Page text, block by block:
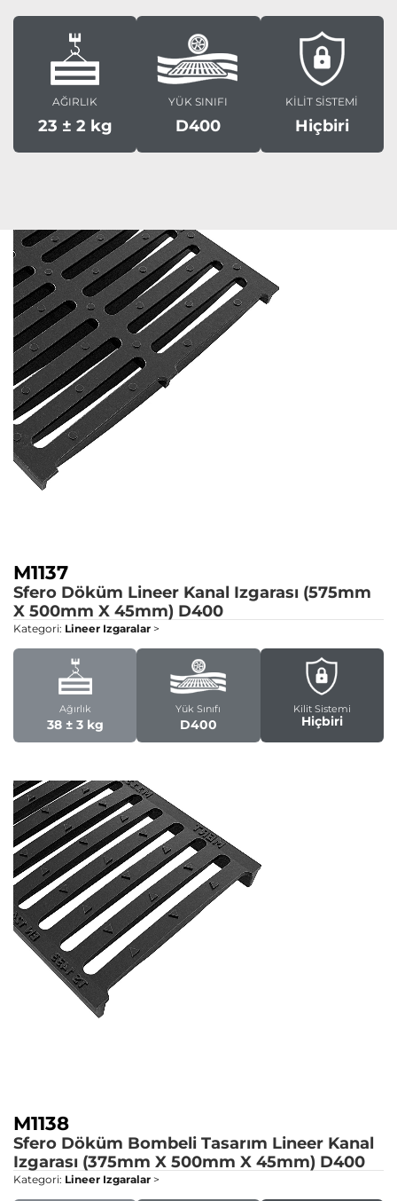
AĞIRLIK
23 ± 2 kg
YÜK SINIFI
D400
KİLİT SİSTEMİ
Hiçbiri
M1137
Sfero Döküm Lineer Kanal Izgarası (575mm
X 500mm X 45mm) D400
Kategori: Lineer Izgaralar >
Ağırlık
38 ± 3 kg
Yük Sınıfı
D400
Kilit Sistemi
Hiçbiri
M1138
Sfero Döküm Bombeli Tasarım Lineer Kanal
Izgarası (375mm X 500mm X 45mm) D400
Kategori: Lineer Izgaralar >